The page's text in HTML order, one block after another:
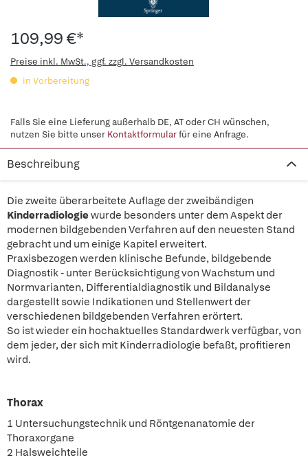
109,99 €*
Preise inkl. MwSt., ggf. zzgl. Versandkosten
in Vorbereitung
Falls Sie eine Lieferung außerhalb DE, AT oder CH wünschen,
nutzen Sie bitte unser Kontaktformularfür eine Anfrage.
Beschreibung
Die zweite überarbeitete Auflage der zweibändigen
Kinderradiologiewurde besonders unter dem Aspekt der
modernen bildgebenden Verfahren auf den neuesten Stand
gebracht und um einige Kapitel erweitert.
Praxisbezogen werden klinische Befunde, bildgebende
Diagnostik - unter Berücksichtigung von Wachstum und
Normvarianten, Differentialdiagnostik und Bildanalyse
dargestellt sowie Indikationen und Stellenwert der
verschiedenen bildgebenden Verfahren erörtert.
So ist wieder ein hochaktuelles Standardwerk verfügbar, von
dem jeder, der sich mit Kinderradiologie befaßt, profitieren
wird.
Thorax
1 Untersuchungstechnik und Röntgenanatomie der
Thoraxorgane
2 Halsweichteile